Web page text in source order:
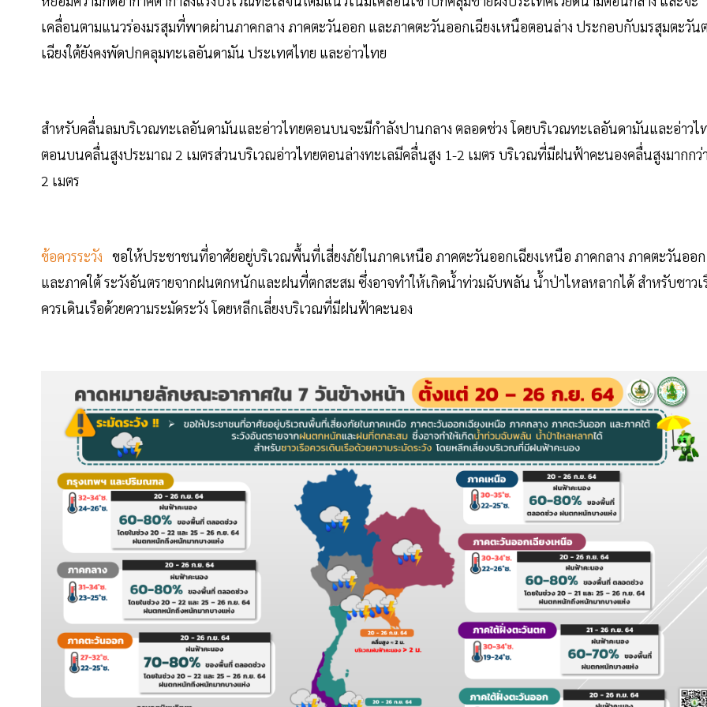
เคลื่อนตามแนวร่องมรสุมที่พาดผ่านภาคกลาง ภาคตะวันออก และภาคตะวันออกเฉียงเหนือตอนล่าง ประกอบกับมรสุมตะวัน
เฉียงใต้ยังคงพัดปกคลุมทะเลอันดามัน ประเทศไทย และอ่าวไทย
สำหรับคลื่นลมบริเวณทะเลอันดามันและอ่าวไทยตอนบนจะมีกำลังปานกลาง ตลอดช่วง โดยบริเวณทะเลอันดามันและอ่าวไ
ตอนบนคลื่นสูงประมาณ 2 เมตรส่วนบริเวณอ่าวไทยตอนล่างทะเลมีคลื่นสูง 1-2 เมตร บริเวณที่มีฝนฟ้าคะนองคลื่นสูงมากกว่า
2 เมตร
ข้อควรระวัง ขอให้ประชาชนที่อาศัยอยู่บริเวณพื้นที่เสี่ยงภัยในภาคเหนือ ภาคตะวันออกเฉียงเหนือ ภาคกลาง ภาคตะวันออก
และภาคใต้ ระวังอันตรายจากฝนตกหนักและฝนที่ตกสะสม ซึ่งอาจทำให้เกิดน้ำท่วมฉับพลัน น้ำป่าไหลหลากได้ สำหรับชาวเ
ควรเดินเรือด้วยความระมัดระวัง โดยหลีกเลี่ยงบริเวณที่มีฝนฟ้าคะนอง